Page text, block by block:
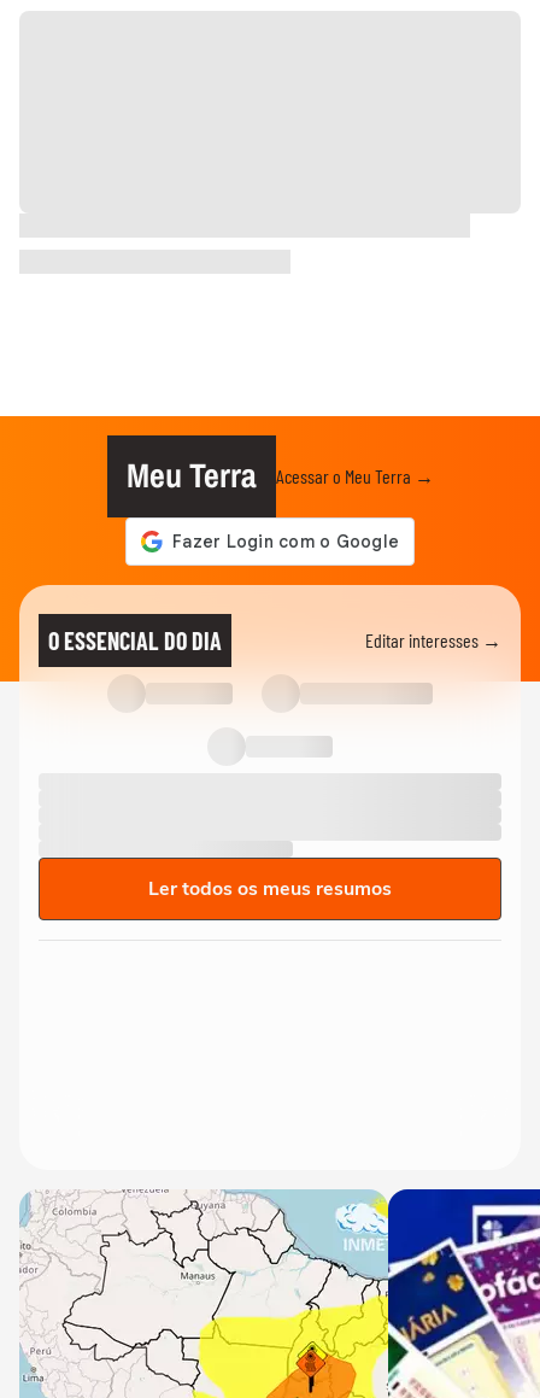
Meu Terra Acessar o Meu Terra →
O ESSENCIAL DO DIA Editar interesses →
Ler todos os meus resumos